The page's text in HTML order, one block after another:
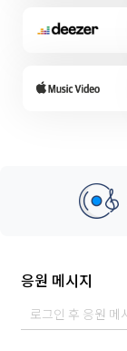
응원 메시지